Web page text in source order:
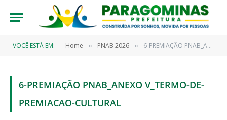
VOCÊ ESTÁ EM: Home » PNAB 2026 » 6-PREMIAÇÃO PNAB_ANEXO V_termo-de-premiacao-cultural
6-PREMIAÇÃO PNAB_ANEXO V_TERMO-DE-
PREMIACAO-CULTURAL